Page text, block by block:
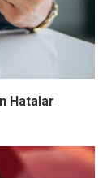
Hatalar